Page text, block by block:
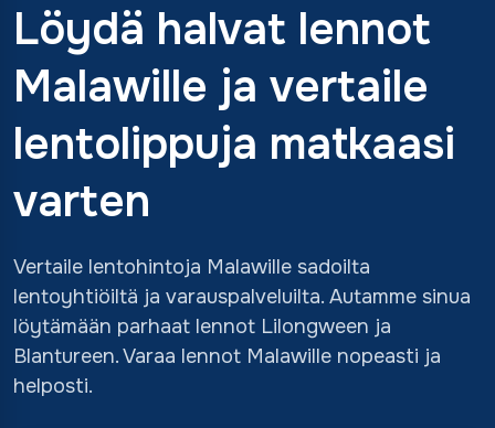
Löydä halvat lennot
Malawille ja vertaile
lentolippuja matkaasi
varten
Vertaile lentohintoja Malawille sadoilta
lentoyhtiöiltä ja varauspalveluilta. Autamme sinua
löytämään parhaat lennot Lilongween ja
Blantureen. Varaa lennot Malawille nopeasti ja
helposti.